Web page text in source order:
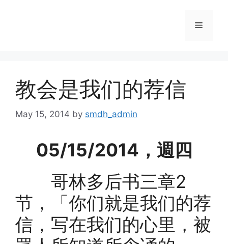
Menu
教会是我们的荐信
May 15, 2014 by smdh_admin
05/15/2014，週四
哥林多后书三章2
节，「你们就是我们的荐
信，写在我们的心里，被